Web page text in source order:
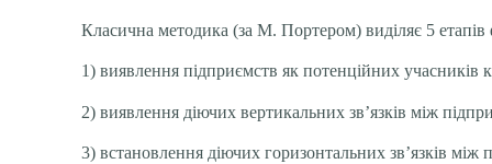
Класична методика (за М. Портером) виділяє 5 етапів
1) виявлення підприємств як потенційних учасників
2) виявлення діючих вертикальних зв’язків між
3) встановлення діючих горизонтальних зв’язків між